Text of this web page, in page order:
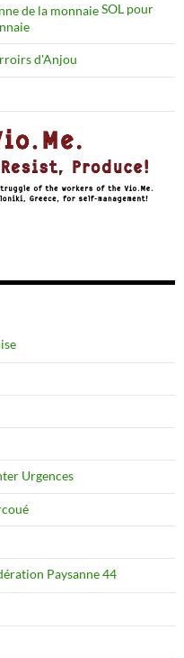
SOL pour
d'Anjou
Urgences
Paysanne 44